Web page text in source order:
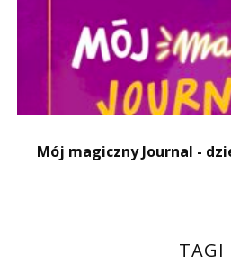
Mój magiczny Journal -
TAGI